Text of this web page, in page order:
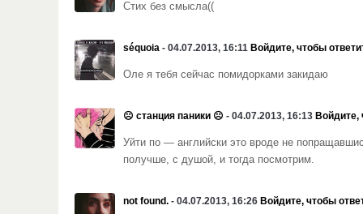
Стих без смысла((
séquoia - 04.07.2013, 16:11 Войдите, чтобы
Оле я тебя сейчас помидорками закидаю
☹ станция паники ☹ - 04.07.2013, 16:13 Войдите,
Уйти по — английски это вроде не
получше, с душой, и тогда посмотрим.
not found. - 04.07.2013, 16:26 Войдите, чтобы